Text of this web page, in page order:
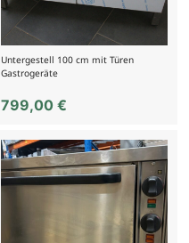
Untergestell 100 cm mit Türen
Gastrogeräte
799,00€